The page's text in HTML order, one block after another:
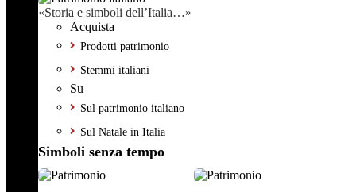
«Storia e simboli dell’Italia…»
Acquista
Prodotti patrimonio
Stemmi italiani
Su
Sul patrimonio italiano
Sul Natale in Italia
Simboli senza tempo